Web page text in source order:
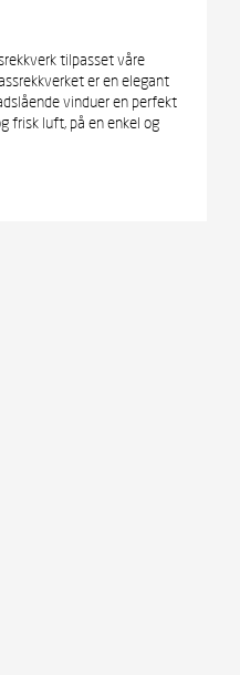
tilpasset våre
er en elegant
vinduer en perfekt
frisk luft, på en enkel og